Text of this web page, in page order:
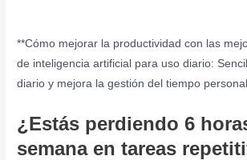
**Cómo mejorar la productividad con las
de inteligencia artificial para uso diario:
diario y mejora la gestión del tiempo
¿Estás perdiendo 6
semana en tareas